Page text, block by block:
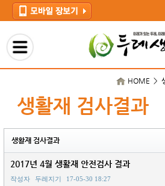
생활재 검사결과
HOME >
생활재 검사결과
2017년 4월 생활재 안전검사 결과
작성자 두레지기
17-05-30 18:27